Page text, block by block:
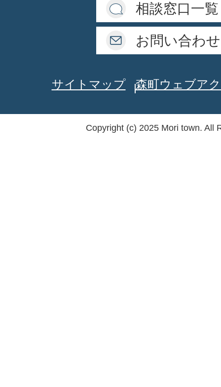
相談窓口一覧
お問い合わせ
サイトマップ 森町ウェブア
Copyright (c) 2025 Mori town. All